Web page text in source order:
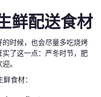
鲜配送食材
时候，也会尽量多吃烧烤
了这一点：严冬时节，肥
。
食材：